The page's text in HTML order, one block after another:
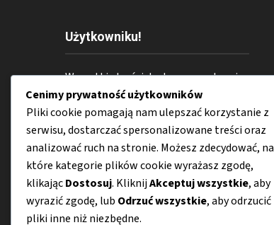
Użytkowniku!
Wszystkie treści dostępne na stronie
PrzyLotnisku.plmają wyłącznie
charakter informacyjny. Zespół
redakcyjnyPrzyLotnisku.plnie
ponosi odpowiedzialności za
jakiekolwiek konsekwencje
wynikające z niewłaściwego
zrozumienia lub zastosowania
publikowanych materiałów.
Cenimy prywatność użytkowników
Pliki cookie pomagają nam ulepszać korzystanie z
serwisu, dostarczać spersonalizowane treści oraz
analizować ruch na stronie. Możesz zdecydować, na
które kategorie plików cookie wyrażasz zgodę,
klikającDostosuj. KliknijAkceptuj wszystkie, aby
wyrazić zgodę, lub Odrzuć wszystkie, aby odrzucić
pliki inne niż niezbędne.